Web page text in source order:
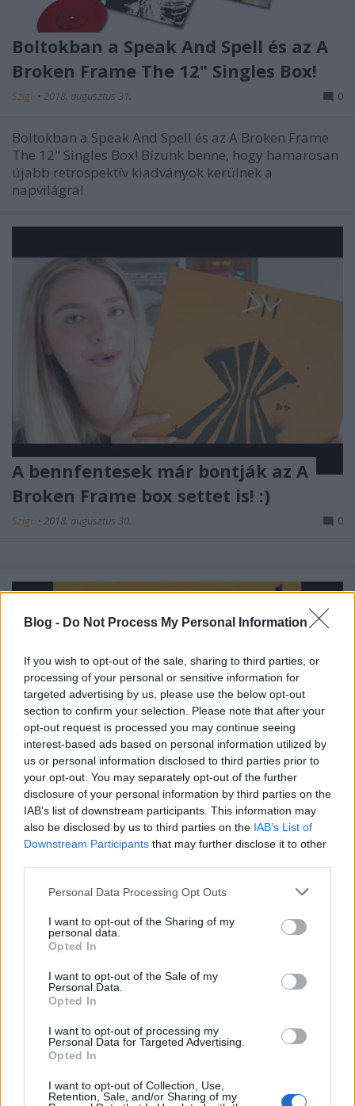
Blog - Do Not Process My Personal Information
If you wish to opt-out of the sale, sharing to third parties, or
processing of your personal or sensitive information for
targeted advertising by us, please use the below opt-out
section to confirm your selection. Please note that after your
opt-out request is processed you may continue seeing
interest-based ads based on personal information utilized by
us or personal information disclosed to third parties prior to
your opt-out. You may separately opt-out of the further
disclosure of your personal information by third parties on the
IAB’s list of downstream participants. This information may
also be disclosed by us to third parties on the IAB’s List of
Downstream Participants that may further disclose it to other
Please note that this website/app uses one or more Google
not limited to your visit or usage behaviour. You may click to
grant or deny consent to Google and its third-party tags to
use your data for below specified purposes in below Google
consent section.
Personal Data Processing Opt Outs
I want to opt-out of the Sharing of my
personal data.
Opted In
I want to opt-out of the Sale of my
Personal Data.
Opted In
I want to opt-out of processing my
Personal Data for Targeted Advertising.
Opted In
I want to opt-out of Collection, Use,
Retention, Sale, and/or Sharing of my
Boltokban a Speak And Spell és az A
Broken Frame The 12" Singles Box!
Szigi. • 2018. augusztus 31. 0
Boltokban a Speak And Spell és az A Broken Frame
The 12" Singles Box! Bízunk benne, hogy hamarosan
újabb retrospektív kiadványok kerülnek a
napvilágra!
A bennfentesek már bontják az A
Broken Frame box settet is! :)
Szigi. • 2018. augusztus 30. 0
Egy csendes Leave In Silence-szel
zárjuk a 12 inches Singles Boxok
bemutatását
2018. augusztus 30.
A Leave In Silence 12 inches kiadvány B-oldalán
hallható, mint az eddigi kiadványokon, hanem egy
újabb változat az A-oldalas dalból - ez később még
jónéhányszor előfordul a Depeche Mode hosszú
diszkográfiájában. A LEAVE IN SILENCE (QUIETER)